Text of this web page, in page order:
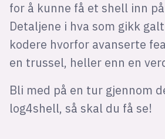
for å kunne få et shell inn
Detaljene i hva som gikk
kodere hvorfor avanserte
en trussel, heller enn en
Bli med på en tur gjennom
log4shell, så skal du få se!